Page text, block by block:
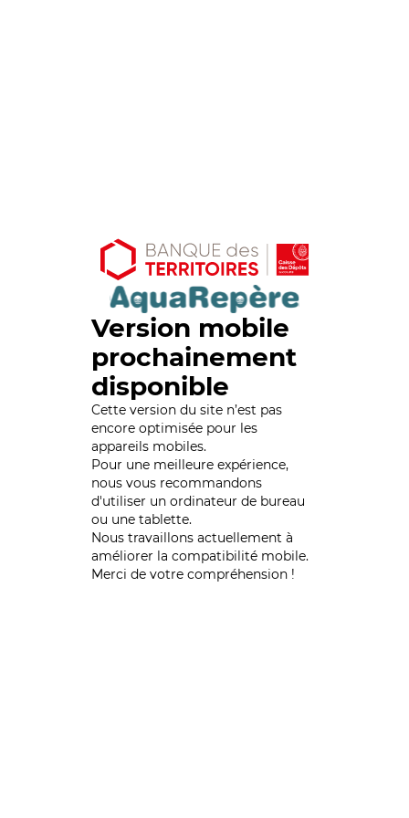
Version mobile
prochainement
disponible
Cette version du site n’est pas
encore optimisée pour les
appareils mobiles.
Pour une meilleure expérience,
nous vous recommandons
d'utiliser un ordinateur de bureau
ou une tablette.
Nous travaillons actuellement à
améliorer la compatibilité mobile.
Merci de votre compréhension !